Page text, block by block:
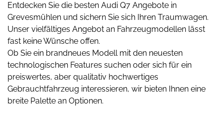
Entdecken Sie die besten Audi Q7 Angebote in
Grevesmühlen und sichern Sie sich Ihren Traumwagen.
Unser vielfältiges Angebot an Fahrzeugmodellen lässt
fast keine Wünsche offen.
Ob Sie ein brandneues Modell mit den neuesten
technologischen Features suchen oder sich für ein
preiswertes, aber qualitativ hochwertiges
Gebrauchtfahrzeug interessieren, wir bieten Ihnen eine
breite Palette an Optionen.